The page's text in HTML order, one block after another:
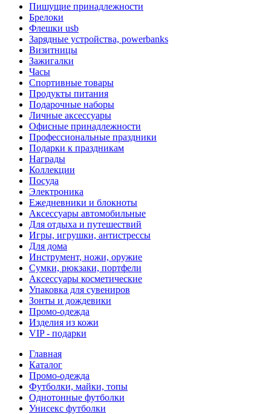
Пишущие принадлежности
Брелоки
Флешки usb
Зарядные устройства, powerbanks
Визитницы
Зажигалки
Часы
Спортивные товары
Продукты питания
Подарочные наборы
Личные аксессуары
Офисные принадлежности
Профессиональные праздники
Подарки к праздникам
Награды
Коллекции
Посуда
Электроника
Ежедневники и блокноты
Аксессуары автомобильные
Для отдыха и путешествий
Игры, игрушки, антистрессы
Для дома
Инструмент, ножи, оружие
Сумки, рюкзаки, портфели
Аксессуары косметические
Упаковка для сувениров
Зонты и дождевики
Промо-одежда
Изделия из кожи
VIP - подарки
Главная
Каталог
Промо-одежда
Футболки, майки, топы
Однотонные футболки
Унисекс футболки